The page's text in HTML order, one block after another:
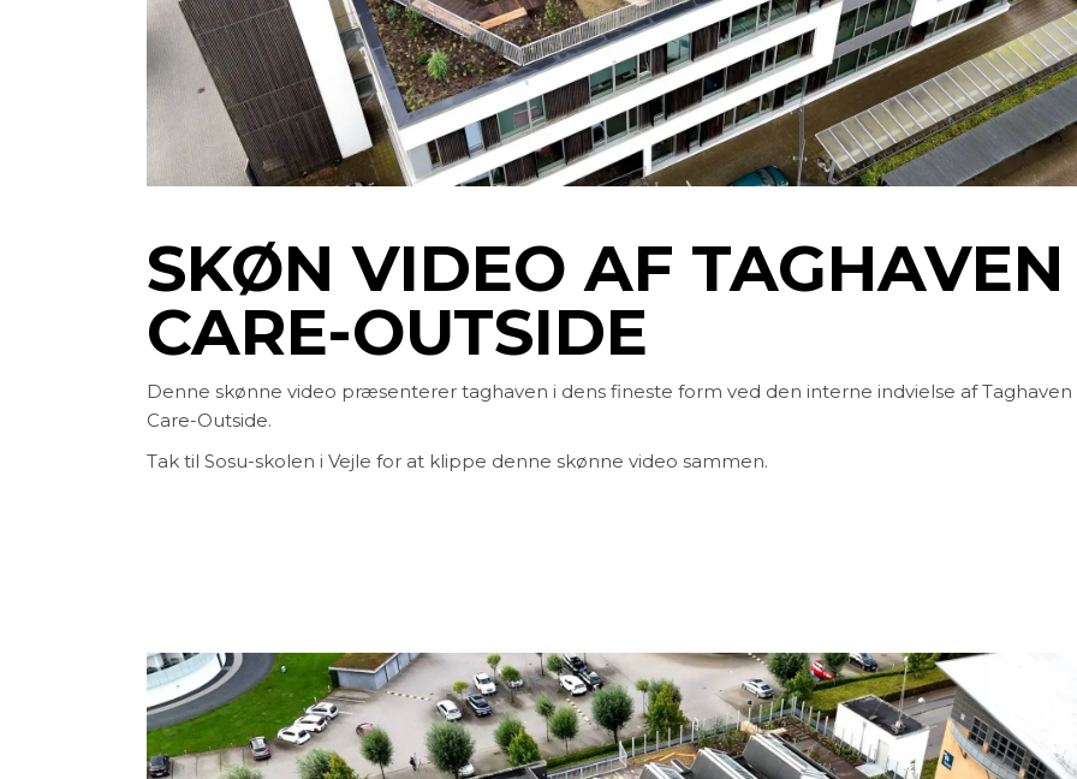
SKØN VIDEO AF TAGHAVEN
CARE-OUTSIDE
Denne skønne video præsenterer taghaven i dens fineste form ved den interne indvielse af Taghaven
Care-Outside.
Tak til Sosu-skolen i Vejle for at klippe denne skønne video sammen.